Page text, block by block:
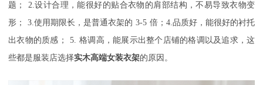
题；
2.设计合理，能很好的贴合衣物的肩部结构，不易导致衣物变
形；
3.使用期限长，是普通衣架的 3-5 倍； 4.品质好，能很好的衬托
出衣物的质感；
5. 格调高，能展示出整个店铺的格调以及追求，这
些都是服装店选择实木高端女装衣架的原因。